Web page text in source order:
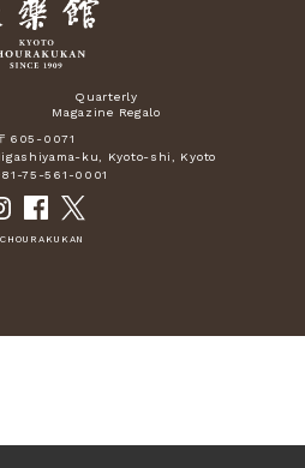
Quarterly
Magazine Regalo
605-0071
ku, Kyoto-shi, Kyoto
75-561-0001